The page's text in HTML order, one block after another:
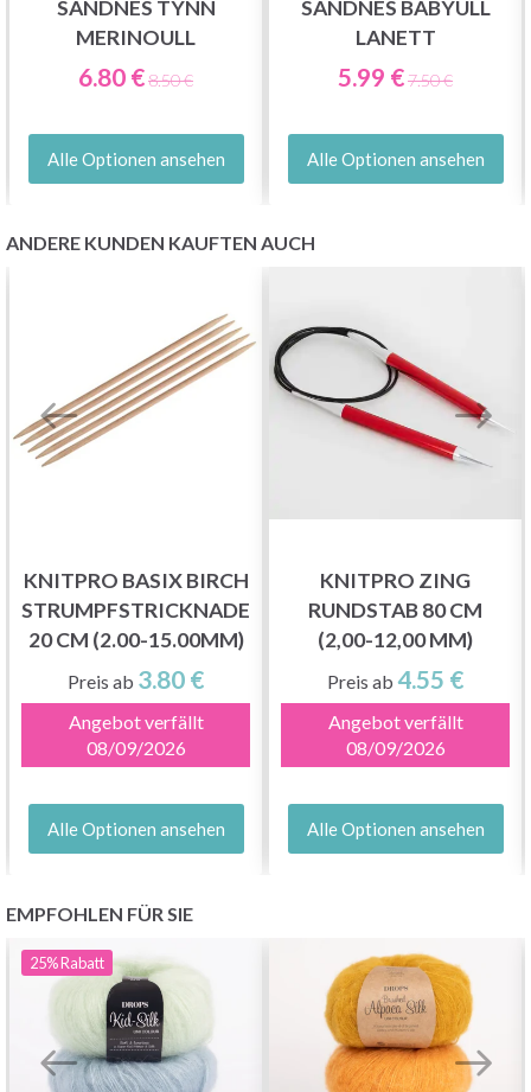
SANDNES TYNN
MERINOULL
6.80 €8.50 €
Alle Optionen ansehen
SANDNES BABYULL
LANETT
5.99 €7.50 €
Alle Optionen ansehen
ANDERE KUNDEN KAUFTEN AUCH
KNITPRO BASIX BIRCH
STRUMPFSTRICKNADELN
20 CM (2.00-15.00MM)
Preis ab 3.80 €
Angebot verfällt
08/09/2026
Alle Optionen ansehen
KNITPRO ZING
RUNDSTAB 80 CM
(2,00-12,00 MM)
Preis ab 4.55 €
Angebot verfällt
08/09/2026
Alle Optionen ansehen
EMPFOHLEN FÜR SIE
25%Rabatt
Sparen Sie bis zu 50%
Werden Sie Teil unserer Garn-Community
und erhalten Sie exklusiven Zugang zu
inspirierenden Strickmustern und speziellen
Jetzt anmelden
Nein danke